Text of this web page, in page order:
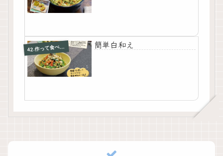
42.作って食べて伝えよう おうちでクッキング集 簡単白和え